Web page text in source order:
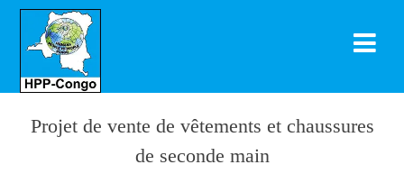
Projet de vente de vêtements et chaussures
de seconde main